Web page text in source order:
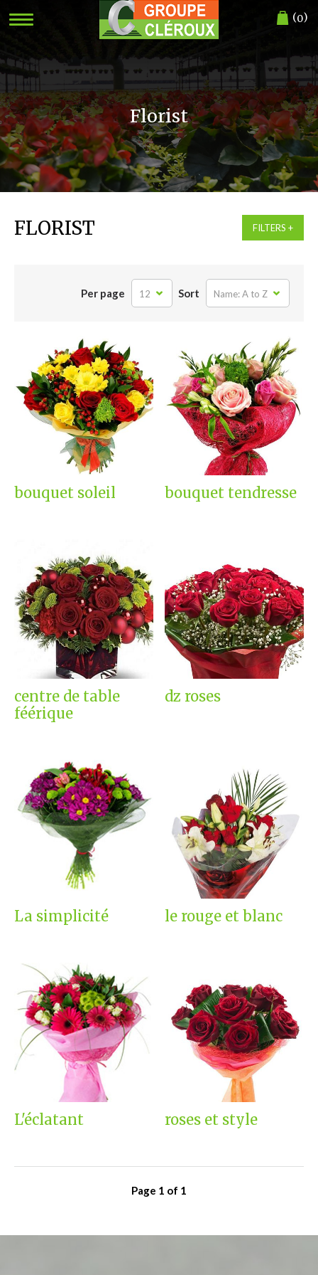
(0)
Florist
FLORIST FILTERS
Per page 12 Sort Name: A to Z
bouquet soleil bouquet tendresse
centre de table
féérique
dz roses
La simplicité le rouge et blanc
L'éclatant roses et style
Page 1 of 1